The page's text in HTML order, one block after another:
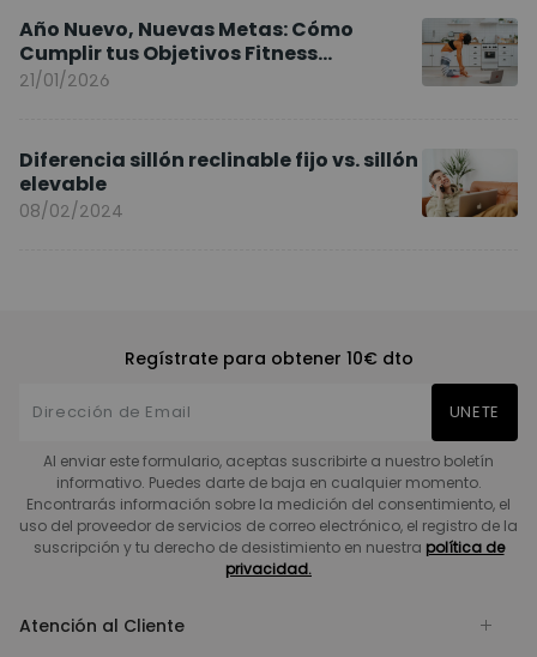
Año Nuevo, Nuevas Metas: Cómo
Cumplir tus Objetivos Fitness
Entrenando en Casa
21/01/2026
Diferencia sillón reclinable fijo vs. sillón
elevable
08/02/2024
Regístrate para obtener 10€ dto
UNETE
Al enviar este formulario, aceptas suscribirte a nuestro boletín
informativo. Puedes darte de baja en cualquier momento.
Encontrarás información sobre la medición del consentimiento, el
uso del proveedor de servicios de correo electrónico, el registro de la
suscripción y tu derecho de desistimiento en nuestra política de
privacidad.
Atención al Cliente